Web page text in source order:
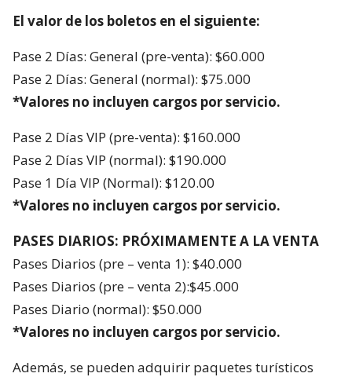
El valor de los boletos en el siguiente:
Pase 2 Días: General (pre-venta): $60.000
Pase 2 Días: General (normal): $75.000
*Valores no incluyen cargos por servicio.
Pase 2 Días VIP (pre-venta): $160.000
Pase 2 Días VIP (normal): $190.000
Pase 1 Día VIP (Normal): $120.00
*Valores no incluyen cargos por servicio.
PASES DIARIOS: PRÓXIMAMENTE A LA VENTA
Pases Diarios (pre – venta 1): $40.000
Pases Diarios (pre – venta 2):$45.000
Pases Diario (normal): $50.000
*Valores no incluyen cargos por servicio.
Además, se pueden adquirir paquetes turísticos